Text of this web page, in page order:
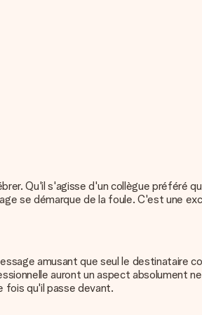
Qu'il s'agisse d'un collègue préféré
se démarque de la foule. C'est une
amusant que seul le destinataire
auront un aspect absolument
fois qu'il passe devant.